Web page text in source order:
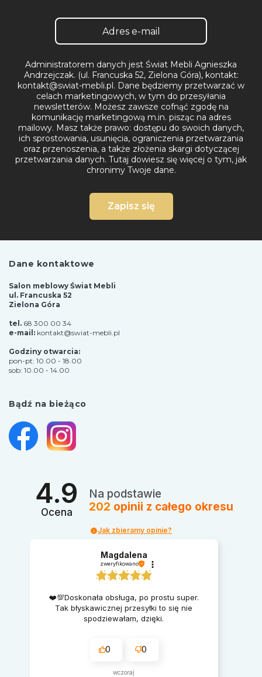
Administratorem danych jest Świat Mebli Agnieszka
Andrzejczak. (ul. Francuska 52, Zielona Góra), kontakt:
kontakt@swiat-mebli.pl. Dane będziemy przetwarzać w
celach marketingowych, w tym do przesyłania
newsletterów. Możesz zawsze cofnąć zgodę na
komunikację marketingową m.in. pisząc na adres
mailowy. Masz także prawo: dostępu do swoich danych,
ich sprostowania, usunięcia, ograniczenia przetwarzania
oraz przenoszenia, a także złożenia skargi dotyczącej
przetwarzania danych. Tutaj dowiesz się więcej o tym, jak
chronimy Twoje dane.
Zapisz się
Dane kontaktowe
Salon meblowy Świat Mebli
ul. Francuska 52
Zielona Góra
tel. 68 300 00 34
e-mail: kontakt@swiat-mebli.pl
Godziny otwarcia:
pon-pt: 10.00 - 18.00
sob: 10.00 - 14.00
Bądź na bieżąco
4.9
Ocena
Na podstawie
202 opinii z całego okresu
Jak zbieramy opinie?
Magdalena
zweryfikowano
❤️💯Doskonała obsługa, po prostu super.
Tak błyskawicznej przesyłki to się nie
spodziewałam, dzięki.
0 0
wczoraj